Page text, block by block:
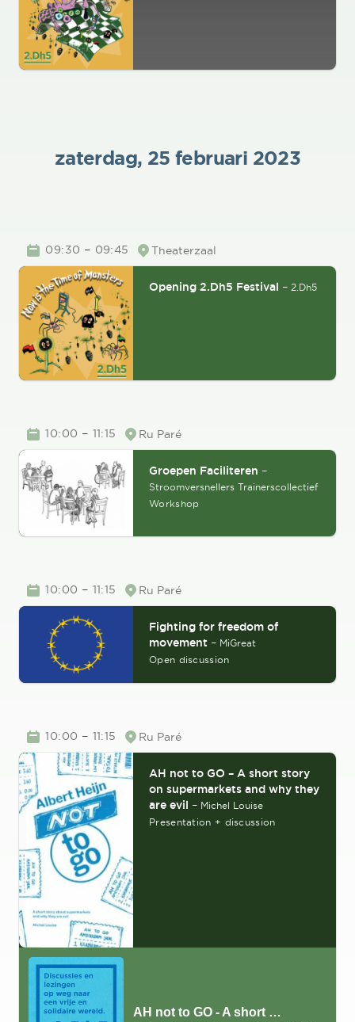
zaterdag, 25 februari 2023
TIME09:30 – 09:45 Location
Theaterzaal
Opening 2.Dh5 Festival – 2.Dh5
TIME10:00 – 11:15 Location
Ru Paré
Groepen Faciliteren –
Stroomversnellers Trainerscollectief
Workshop
TIME10:00 – 11:15 Location
Ru Paré
Fighting for freedom of
movement – MiGreat
Open discussion
TIME10:00 – 11:15 Location
Ru Paré
AH not to GO – A short story
on supermarkets and why they
are evil – Michel Louise
Presentation + discussion